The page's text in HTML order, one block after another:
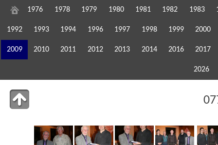
1976 1978 1979 1980 1981 1982 1983
1992 1993 1994 1996 1997 1998 1999 2000
2009 2010 2011 2012 2013 2014 2016 2017
2026